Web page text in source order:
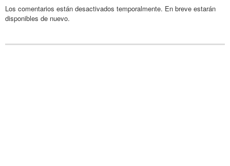
Los comentarios están desactivados temporalmente. En breve estarán
disponibles de nuevo.